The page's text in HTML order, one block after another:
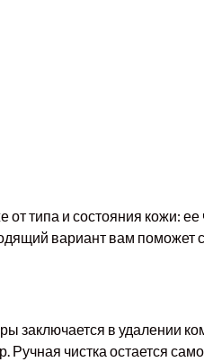
от типа и состояния кожи:
вариант вам поможет
заключается в удалении
Ручная чистка остается